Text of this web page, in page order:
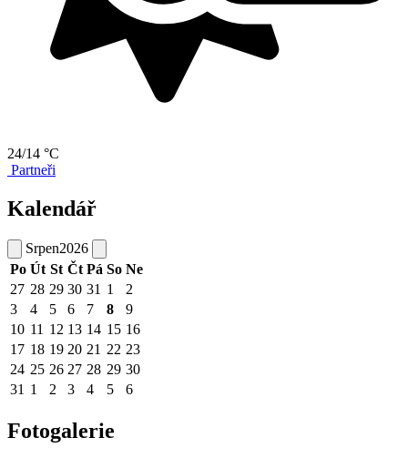
24/14 °C
Partneři
Kalendář
Srpen2026
Po Út St Čt Pá So Ne
27 28 29 30 31 1
2
3
4 5 6 7 8
9
10 11 12 13 14 15 16
17 18 19 20 21 22 23
24 25 26 27 28 29 30
31 1 2 3 4 5 6
Fotogalerie